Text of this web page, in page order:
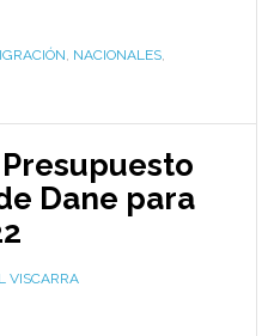
, NACIONALES,
Dane para
VISCARRA